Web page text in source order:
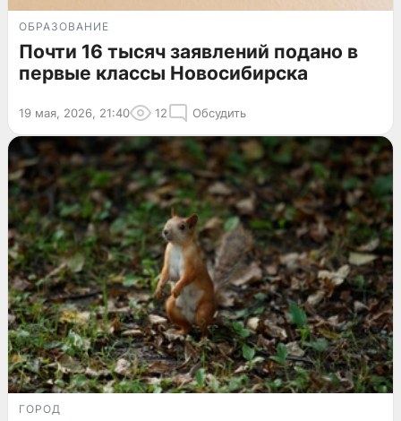
ОБРАЗОВАНИЕ
Почти 16 тысяч заявлений подано в
первые классы Новосибирска
19 мая, 2026, 21:40 12 Обсудить
ГОРОД